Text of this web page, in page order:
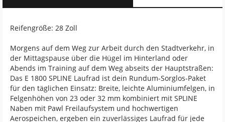
Reifengröße: 28 Zoll
Morgens auf dem Weg zur Arbeit durch den Stadtverkehr, in
der Mittagspause über die Hügel im Hinterland oder
Abends im Training auf dem Weg abseits der Hauptstraßen:
Das E 1800 SPLINE Laufrad ist dein Rundum-Sorglos-Paket
für den täglichen Einsatz: Breite, leichte Aluminiumfelgen, in
Felgenhöhen von 23 oder 32 mm kombiniert mit SPLINE
Naben mit Pawl Freilaufsystem und hochwertigen
Aerospeichen, ergeben ein zuverlässiges Laufrad für jede